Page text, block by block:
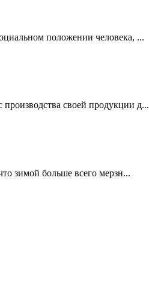
положении человека, ...
своей продукции д...
зимой больше всего мерзн...